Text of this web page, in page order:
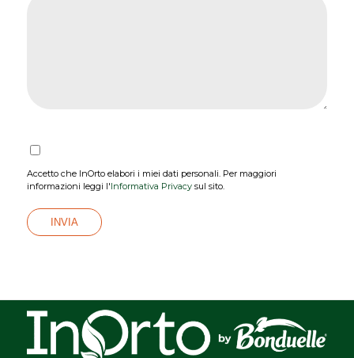
Accetto che InOrto elabori i miei dati personali. Per maggiori
informazioni leggi l'Informativa Privacysul sito.